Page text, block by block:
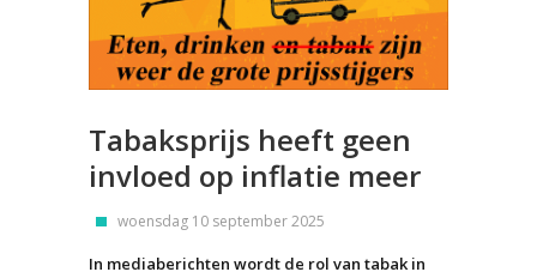
Tabaksprijs heeft geen
invloed op inflatie meer
woensdag 10 september 2025
In mediaberichten wordt de rol van tabak in